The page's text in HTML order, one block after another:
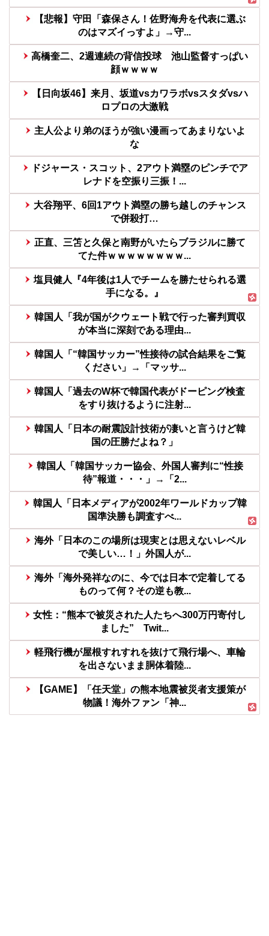
【悲報】守田「森保さん！佐野海舟を代表に選ぶ
のはマズイっすよ」→守...
高橋奎二、2週連続の背信投球 池山監督すっぱい
顔ｗｗｗｗ
【日向坂46】来月、坂道vsカワラボvsスタダvsハ
ロプロの大激戦
主人公より弟のほうが強い漫画ってあまりないよ
な
ドジャース・スコット、2アウト満塁のピンチでア
レナドを空振り三振！...
大谷翔平、6回1アウト満塁の勝ち越しのチャンス
で併殺打…
正直、三笘と久保と南野がいたらブラジルに勝て
てた件ｗｗｗｗｗｗｗｗ...
塩貝健人『4年後は1人でチームを勝たせられる選
手になる。』
韓国人「我が国がクウェート戦で行った審判買収
が本当に深刻である理由...
韓国人「“韓国サッカー”性接待の試合結果をご覧
ください」→「マッサ...
韓国人「過去のW杯で韓国代表がドーピング検査
をすり抜けるように注射...
韓国人「日本の耐震設計技術が凄いと言うけど韓
国の圧勝だよね？」
韓国人「韓国サッカー協会、外国人審判に“性接
待”報道・・・」→「2...
韓国人「日本メディアが2002年ワールドカップ韓
国準決勝も調査すべ...
海外「日本のこの場所は現実とは思えないレベル
で美しい…！」外国人が...
海外「海外発祥なのに、今では日本で定着してる
ものって何？その逆も教...
女性：“熊本で被災された人たちへ300万円寄付し
ました” Twit...
軽飛行機が屋根すれすれを抜けて飛行場へ、車輪
を出さないまま胴体着陸...
【GAME】「任天堂」の熊本地震被災者支援策が
物議！海外ファン「神...